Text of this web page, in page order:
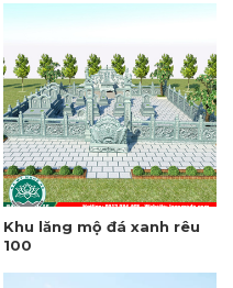
Khu lăng mộ đá xanh rêu
100